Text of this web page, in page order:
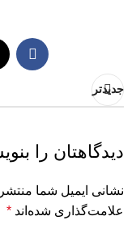
جدیدتر
دیدگاهتان را
نشانی ایمیل شما
علامت‌گذاری شده‌اند *